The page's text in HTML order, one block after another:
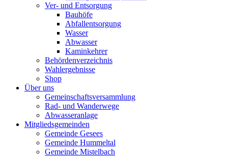
Ver- und Entsorgung
Bauhöfe
Abfallentsorgung
Wasser
Abwasser
Kaminkehrer
Behördenverzeichnis
Wahlergebnisse
Shop
Über uns
Gemeinschaftsversammlung
Rad- und Wanderwege
Abwasseranlage
Mitgliedsgemeinden
Gemeinde Gesees
Gemeinde Hummeltal
Gemeinde Mistelbach